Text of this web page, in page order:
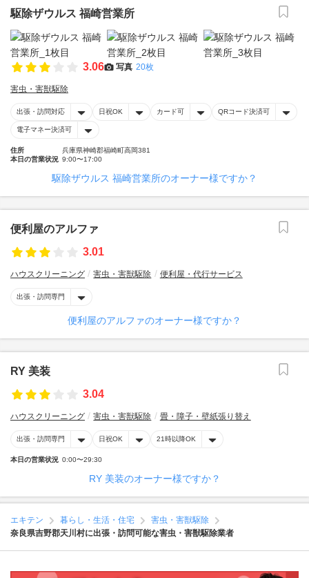
駆除ザウルス 福崎営業所
3.06 写真 20枚
害虫・害獣駆除
出張・訪問対応 日祝OK カード可 QRコード決済可
電子マネー決済可
住所
兵庫県神崎郡福崎町高岡381
本日の営業状況 9:00〜17:00
駆除ザウルス 福崎営業所のオーナー様ですか？
便利屋のアルファ
3.01
ハウスクリーニング 害虫・害獣駆除 便利屋・代行サービス
出張・訪問専門
便利屋のアルファのオーナー様ですか？
RY 美装
3.04
ハウスクリーニング 害虫・害獣駆除 畳・障子・壁紙張り替え
出張・訪問専門 日祝OK 21時以降OK
本日の営業状況 0:00〜29:30
RY 美装のオーナー様ですか？
エキテン 暮らし・生活・住宅
害虫・害獣駆除
奈良県吉野郡天川村に出張・訪問可能な害虫・害獣駆除業者